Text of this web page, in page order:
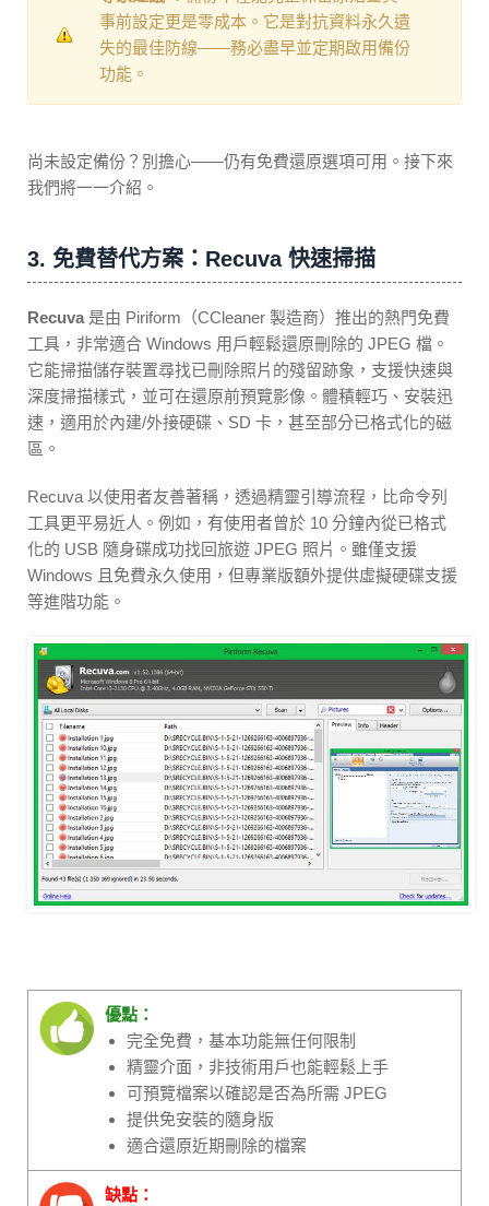
事前設定更是零成本。它是對抗資料永久遺
失的最佳防線——務必盡早並定期啟用備份
功能。
尚未設定備份？別擔心——仍有免費還原選項可用。接下來
我們將一一介紹。
3. 免費替代方案：Recuva 快速掃描
Recuva 是由 Piriform（CCleaner 製造商）推出的熱門免費
工具，非常適合 Windows 用戶輕鬆還原刪除的 JPEG 檔。
它能掃描儲存裝置尋找已刪除照片的殘留跡象，支援快速與
深度掃描樣式，並可在還原前預覽影像。體積輕巧、安裝迅
速，適用於內建/外接硬碟、SD 卡，甚至部分已格式化的磁
區。
Recuva 以使用者友善著稱，透過精靈引導流程，比命令列
工具更平易近人。例如，有使用者曾於 10 分鐘內從已格式
化的 USB 隨身碟成功找回旅遊 JPEG 照片。雖僅支援
Windows 且免費永久使用，但專業版額外提供虛擬硬碟支援
等進階功能。
優點：
完全免費，基本功能無任何限制
精靈介面，非技術用戶也能輕鬆上手
可預覽檔案以確認是否為所需 JPEG
提供免安裝的隨身版
適合還原近期刪除的檔案
缺點：